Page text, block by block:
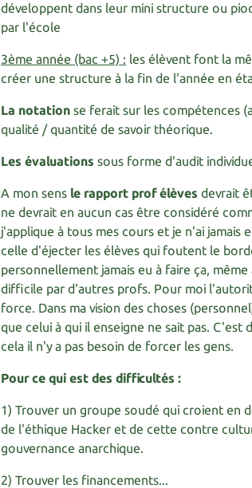
développent dans leur mini structure ou
par l'école
3ème année (bac +5) : les élèvent font la
créer une structure à la fin de l'année en
La notation se ferait sur les compétences
qualité / quantité de savoir théorique.
Les évaluations sous forme d'audit
A mon sens le rapport prof élèves devrait
ne devrait en aucun cas être considéré
j'applique à tous mes cours et je n'ai jamais
celle d'éjecter les élèves qui foutent le
personnellement jamais eu à faire ça,
difficile par d'autres profs. Pour moi
force. Dans ma vision des choses
que celui à qui il enseigne ne sait pas.
cela il n'y a pas besoin de forcer les gens.
Pour ce qui est des difficultés :
1) Trouver un groupe soudé qui croient en
de l'éthique Hacker et de cette contre
gouvernance anarchique.
2) Trouver les financements...